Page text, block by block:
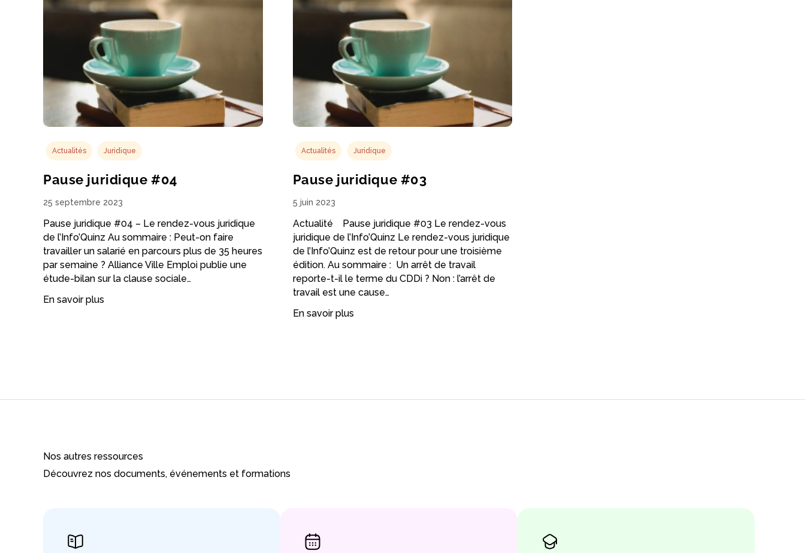
Actualités Juridique
Pause juridique #04
25 septembre 2023
Pause juridique #04 – Le rendez-vous juridique
de l’Info’Quinz Au sommaire : Peut-on faire
travailler un salarié en parcours plus de 35 heures
par semaine ? Alliance Ville Emploi publie une
étude-bilan sur la clause sociale…
En savoir plus
Actualités Juridique
Pause juridique #03
5 juin 2023
Actualité Pause juridique #03 Le rendez-vous
juridique de l’Info’Quinz Le rendez-vous juridique
de l’Info’Quinz est de retour pour une troisième
édition. Au sommaire : Un arrêt de travail
reporte-t-il le terme du CDDi ? Non : l’arrêt de
travail est une cause…
En savoir plus
Nos autres ressources
Découvrez nos documents, événements et formations